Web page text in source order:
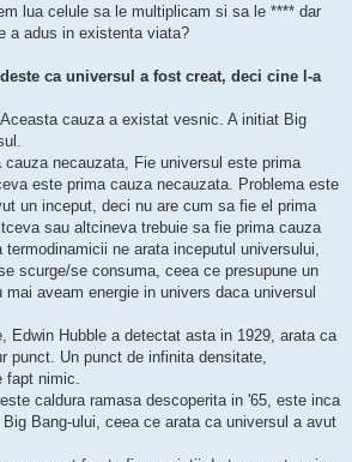
lua celule sa le multiplicam si sa le **** dar
a adus in existenta viata?
ca universul a fost creat, deci cine l-a
cauza a existat vesnic. A initiat Big
necauzata, Fie universul este prima
este prima cauza necauzata. Problema este
un inceput, deci nu are cum sa fie el prima
sau altcineva trebuie sa fie prima cauza
termodinamicii ne arata inceputul universului,
scurge/se consuma, ceea ce presupune un
aveam energie in univers daca universul
Edwin Hubble a detectat asta in 1929, arata ca
punct. Un punct de infinita densitate,
nimic.
caldura ramasa descoperita in '65, este inca
Bang-ului, ceea ce arata ca universul a avut